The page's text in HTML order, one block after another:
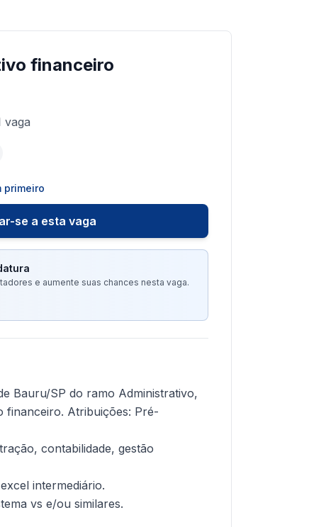
financeiro
vaga
primeiro
se a esta vaga
e aumente suas chances nesta vaga.
Bauru/SP do ramo Administrativo,
financeiro. Atribuições: Pré-
contabilidade, gestão
intermediário.
vs e/ou similares.